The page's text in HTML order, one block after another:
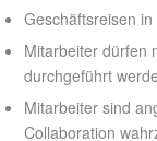
Geschäftsreisen
Mitarbeiter dürfen
durchgeführt
Mitarbeiter sind
Collaboration